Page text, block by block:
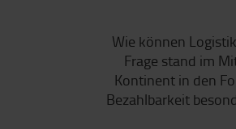
Wie können
Frage stand im
Kontinent in den
Bezahlbarkeit